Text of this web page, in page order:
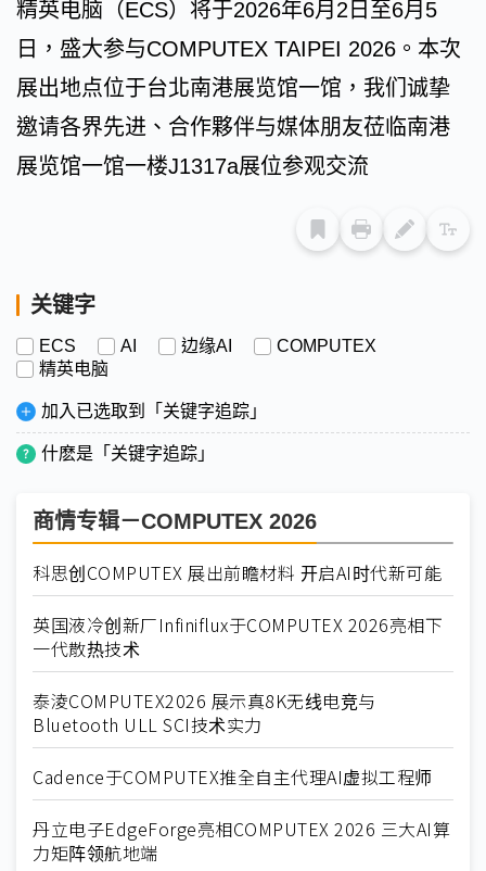
精英电脑（ECS）将于2026年6月2日至6月5
日，盛大参与COMPUTEX TAIPEI 2026。本次
展出地点位于台北南港展览馆一馆，我们诚挚
邀请各界先进、合作夥伴与媒体朋友莅临南港
展览馆一馆一楼J1317a展位参观交流
关键字
ECS AI 边缘AI
COMPUTEX
精英电脑
加入已选取到「关键字追踪」
什麽是「关键字追踪」
商情专辑－COMPUTEX 2026
科思创COMPUTEX 展出前瞻材料 开启AI时代新可能
英国液冷创新厂Infiniflux于COMPUTEX 2026亮相下
一代散热技术
泰淩COMPUTEX2026 展示真8K无线电竞与
Bluetooth ULL SCI技术实力
Cadence于COMPUTEX推全自主代理AI虚拟工程师
丹立电子EdgeForge亮相COMPUTEX 2026 三大AI算
力矩阵领航地端